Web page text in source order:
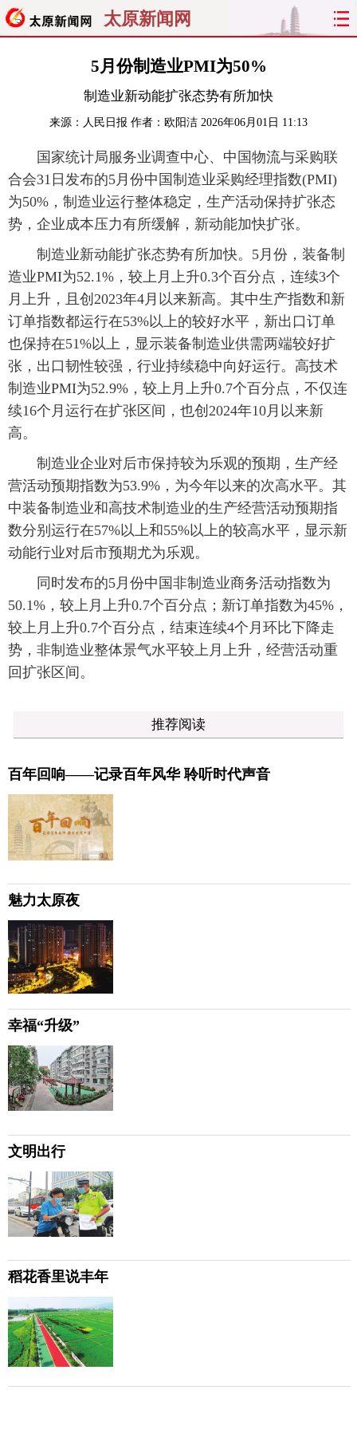
太原新闻网
聚焦 太原
关注 文明
旅游 理财 政务 教育
看天下 晋月读 最太原 网罗民生
太原日报 太原晚报 热评 社区
5月份制造业PMI为50%
制造业新动能扩张态势有所加快
来源： 人民日报 作者：欧阳洁 2026年06月01日 11:13
国家统计局服务业调查中心、中国物流与采购联
合会31日发布的5月份中国制造业采购经理指数(PMI)
为50%，制造业运行整体稳定，生产活动保持扩张态
势，企业成本压力有所缓解，新动能加快扩张。
制造业新动能扩张态势有所加快。5月份，装备制
造业PMI为52.1%，较上月上升0.3个百分点，连续3个
月上升，且创2023年4月以来新高。其中生产指数和新
订单指数都运行在53%以上的较好水平，新出口订单
也保持在51%以上，显示装备制造业供需两端较好扩
张，出口韧性较强，行业持续稳中向好运行。高技术
制造业PMI为52.9%，较上月上升0.7个百分点，不仅连
续16个月运行在扩张区间，也创2024年10月以来新
高。
制造业企业对后市保持较为乐观的预期，生产经
营活动预期指数为53.9%，为今年以来的次高水平。其
中装备制造业和高技术制造业的生产经营活动预期指
数分别运行在57%以上和55%以上的较高水平，显示新
动能行业对后市预期尤为乐观。
同时发布的5月份中国非制造业商务活动指数为
50.1%，较上月上升0.7个百分点；新订单指数为45%，
较上月上升0.7个百分点，结束连续4个月环比下降走
势，非制造业整体景气水平较上月上升，经营活动重
回扩张区间。
推荐阅读
百年回响——记录百年风华 聆听时代声音
魅力太原夜
幸福“升级”
文明出行
稻花香里说丰年